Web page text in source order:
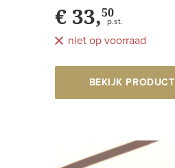
€ 33,50
p.st.
niet op voorraad
BEKIJK PRODUCT